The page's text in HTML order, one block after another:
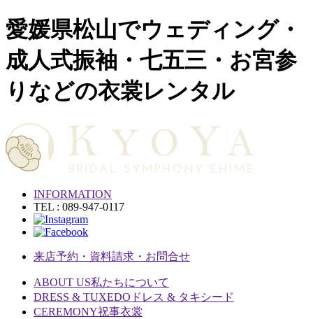
愛媛県松山でウェディング・
成人式振袖・七五三・お宮参
りなどの衣裳レンタル
INFORMATION
TEL : 089-947-0117
来店予約・資料請求・お問合せ
ABOUT US私たちについて
DRESS & TUXEDO ドレス & タキシード
CEREMONY祝事衣裳